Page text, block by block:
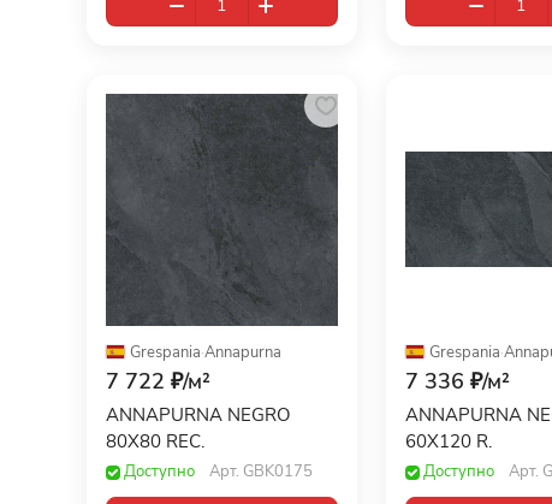
Grespania·Annapurna
7 722 ₽/м²
ANNAPURNA NEGRO
80X80 REC.
Доступно Арт. GBK0175
Grespania·
7 336 ₽/м²
ANNAPURNA
60X120 R.
Доступно Арт.